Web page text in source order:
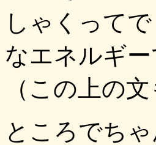
しゃくって
なエネルギ
（この上の
ところでち